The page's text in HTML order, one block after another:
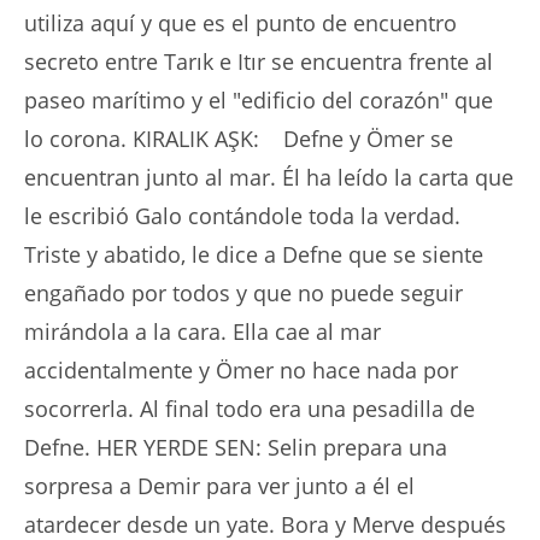
utiliza aquí y que es el punto de encuentro
secreto entre Tarık e Itır se encuentra frente al
paseo marítimo y el "edificio del corazón" que
lo corona. KIRALIK AŞK: Defne y Ömer se
encuentran junto al mar. Él ha leído la carta que
le escribió Galo contándole toda la verdad.
Triste y abatido, le dice a Defne que se siente
engañado por todos y que no puede seguir
mirándola a la cara. Ella cae al mar
accidentalmente y Ömer no hace nada por
socorrerla. Al final todo era una pesadilla de
Defne. HER YERDE SEN: Selin prepara una
sorpresa a Demir para ver junto a él el
atardecer desde un yate. Bora y Merve después